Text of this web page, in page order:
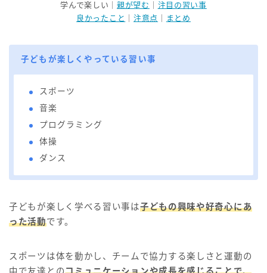
学んで楽しい｜親が望む
注目の習い事
良かったこと
注意点 まとめ
子どもが楽しくやっている習い事
スポーツ
音楽
プログラミング
体操
ダンス
子どもが楽しく学べる習い事は子どもの興味や好奇心にあ
った活動です。
スポーツは体を動かし、チームで協力する楽しさと運動の
中で友達とのコミュニケーションや成長を感じることで、